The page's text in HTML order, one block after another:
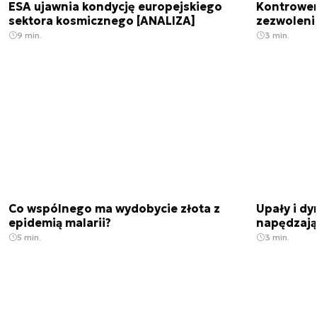
ESA ujawnia kondycję europejskiego
sektora kosmicznego [ANALIZA]
9 min. 3 min.
Co wspólnego ma wydobycie złota z
epidemią malarii?
5 min.
Upały i
3 min.